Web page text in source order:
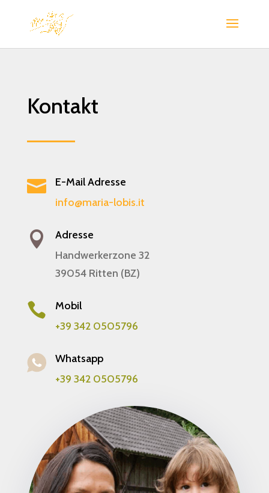
Kontakt

E-Mail Adresse
info@maria-lobis.it

Adresse
Handwerkerzone 32
39054 Ritten (BZ)

Mobil
+39 342 0505796
Whatsapp
+39 342 0505796